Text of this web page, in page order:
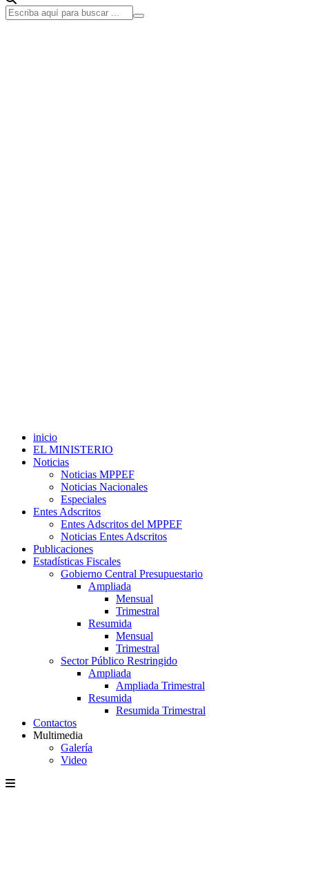
inicio
EL MINISTERIO
Noticias
Noticias MPPEF
Noticias Nacionales
Especiales
Entes Adscritos
Entes Adscritos del MPPEF
Noticias Entes Adscritos
Publicaciones
Estadísticas Fiscales
Gobierno Central Presupuestario
Ampliada
Mensual
Trimestral
Resumida
Mensual
Trimestral
Sector Público Restringido
Ampliada
Ampliada Trimestral
Resumida
Resumida Trimestral
Contactos
Multimedia
Galería
Video